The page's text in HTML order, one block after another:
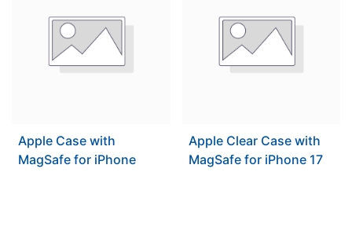
Apple Case with
MagSafe for iPhone
Apple Clear Case with
MagSafe for iPhone 17